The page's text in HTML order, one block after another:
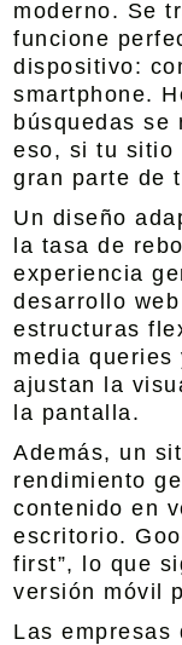
moderno. Se
funcione
dispositivo:
smartphone.
búsquedas se
eso, si tu sitio
gran parte de
Un diseño
la tasa de
experiencia
desarrollo
estructuras
media queries
ajustan la
la pantalla.
Además, un
rendimiento
contenido en
escritorio.
first”, lo que
versión móvil
Las empresas